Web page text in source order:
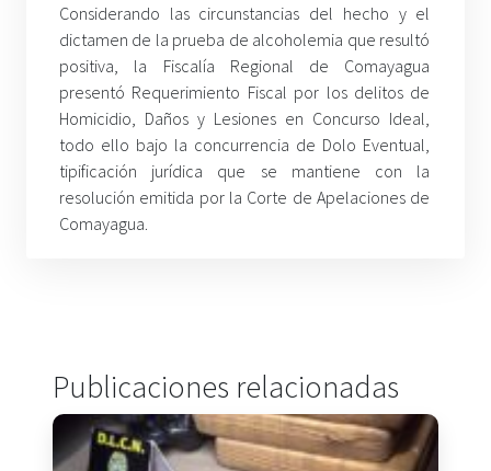
Considerando las circunstancias del hecho y el
dictamen de la prueba de alcoholemia que resultó
positiva, la Fiscalía Regional de Comayagua
presentó Requerimiento Fiscal por los delitos de
Homicidio, Daños y Lesiones en Concurso Ideal,
todo ello bajo la concurrencia de Dolo Eventual,
tipificación jurídica que se mantiene con la
resolución emitida por la Corte de Apelaciones de
Comayagua.
Publicaciones relacionadas